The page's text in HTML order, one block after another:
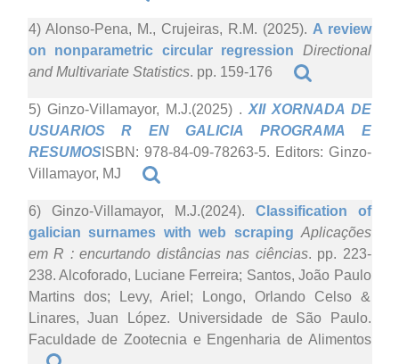
4) Alonso-Pena, M., Crujeiras, R.M. (2025). A review
on nonparametric circular regression Directional
and Multivariate Statistics. pp. 159-176
5) Ginzo-Villamayor, M.J.(2025) . XII XORNADA DE
USUARIOS R EN GALICIA PROGRAMA E
RESUMOSISBN: 978-84-09-78263-5. Editors: Ginzo-
Villamayor, MJ
6) Ginzo-Villamayor, M.J.(2024). Classification of
galician surnames with web scraping Aplicações
em R : encurtando distâncias nas ciências. pp. 223-
238. Alcoforado, Luciane Ferreira; Santos, João Paulo
Martins dos; Levy, Ariel; Longo, Orlando Celso &
Linares, Juan López. Universidade de São Paulo.
Faculdade de Zootecnia e Engenharia de Alimentos